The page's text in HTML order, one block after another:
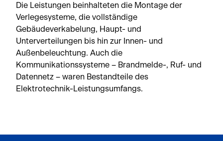
Die Leistungen beinhalteten die Montage der
Verlegesysteme, die vollständige
Gebäudeverkabelung, Haupt- und
Unterverteilungen bis hin zur Innen- und
Außenbeleuchtung. Auch die
Kommunikationssysteme – Brandmelde-, Ruf- und
Datennetz – waren Bestandteile des
Elektrotechnik-Leistungsumfangs.